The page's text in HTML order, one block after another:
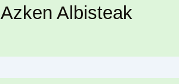
Azken Albisteak